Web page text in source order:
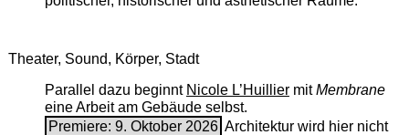
Theater, Sound, Körper, Stadt
Parallel dazu beginnt Nicole L’Huilliermit ­Membrane
eine Arbeit am Gebäude selbst.
Premiere: 9. Oktober 2026 Architektur wird hier nicht